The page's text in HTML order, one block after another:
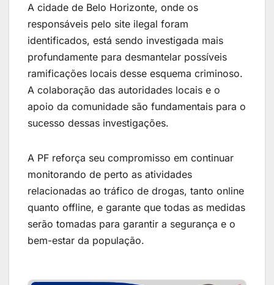
A cidade de Belo Horizonte, onde os
responsáveis pelo site ilegal foram
identificados, está sendo investigada mais
profundamente para desmantelar possíveis
ramificações locais desse esquema criminoso.
A colaboração das autoridades locais e o
apoio da comunidade são fundamentais para o
sucesso dessas investigações.
A PF reforça seu compromisso em continuar
monitorando de perto as atividades
relacionadas ao tráfico de drogas, tanto online
quanto offline, e garante que todas as medidas
serão tomadas para garantir a segurança e o
bem-estar da população.